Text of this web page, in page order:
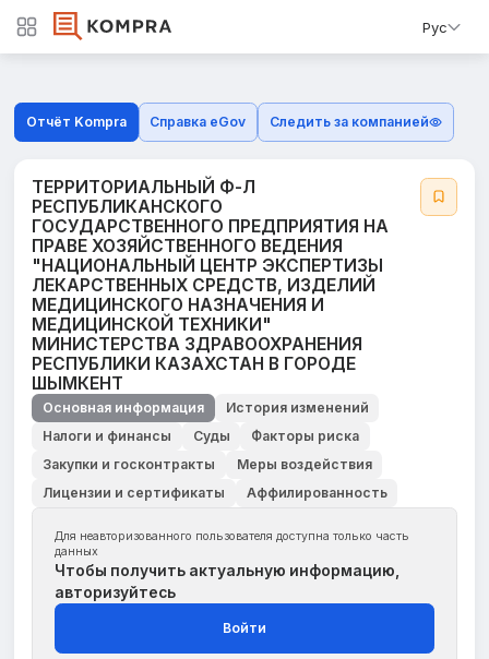
Рус
Отчёт Kompra Справка eGov Следить за компанией
ТЕРРИТОРИАЛЬНЫЙ Ф-Л
РЕСПУБЛИКАНСКОГО
ГОСУДАРСТВЕННОГО ПРЕДПРИЯТИЯ НА
ПРАВЕ ХОЗЯЙСТВЕННОГО ВЕДЕНИЯ
"НАЦИОНАЛЬНЫЙ ЦЕНТР ЭКСПЕРТИЗЫ
ЛЕКАРСТВЕННЫХ СРЕДСТВ, ИЗДЕЛИЙ
МЕДИЦИНСКОГО НАЗНАЧЕНИЯ И
МЕДИЦИНСКОЙ ТЕХНИКИ"
МИНИСТЕРСТВА ЗДРАВООХРАНЕНИЯ
РЕСПУБЛИКИ КАЗАХСТАН В ГОРОДЕ
ШЫМКЕНТ
Основная информация
История изменений
Налоги и финансы
Суды
Факторы риска
Закупки и госконтракты
Меры воздействия
Лицензии и сертификаты
Аффилированность
Для неавторизованного пользователя доступна только часть
данных
Чтобы получить актуальную информацию,
авторизуйтесь
Войти